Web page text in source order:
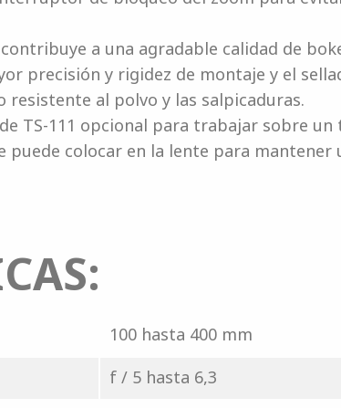
a una agradable calidad de
precisión y rigidez de montaje y el
al polvo y las salpicaduras.
TS-111 opcional para trabajar sobre un
colocar en la lente para
100 hasta 400 mm
f / 5 hasta 6,3